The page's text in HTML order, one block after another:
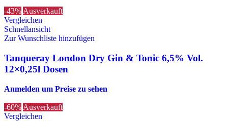
-43% Ausverkauft
Vergleichen
Schnellansicht
Zur Wunschliste hinzufügen
Tanqueray London Dry Gin & Tonic 6,5% Vol.
12×0,25l Dosen
Anmelden um Preise zu sehen
-60% Ausverkauft
Vergleichen